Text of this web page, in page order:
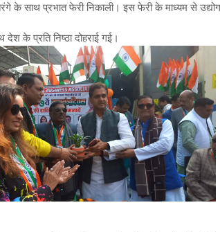
के साथ प्रभात फेरी निकाली। इस फेरी के माध्यम से
के प्रति निष्ठा दोहराई गई।